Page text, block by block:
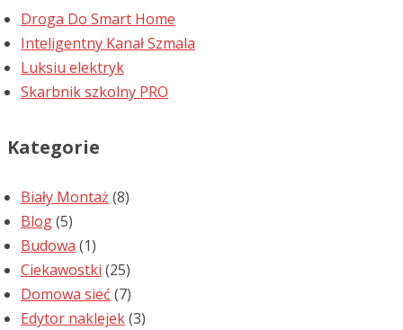
Droga Do Smart Home
Inteligentny Kanał Szmala
Luksiu elektryk
Skarbnik szkolny PRO
Kategorie
Biały Montaż (8)
Blog(5)
Budowa (1)
Ciekawostki (25)
Domowa sieć (7)
Edytor naklejek(3)